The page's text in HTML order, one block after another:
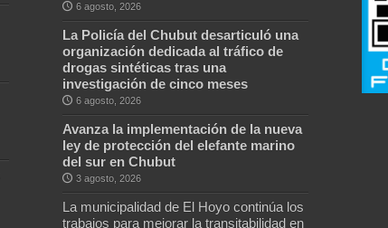
6 agosto, 2026
La Policía del Chubut desarticuló una
organización dedicada al tráfico de
drogas sintéticas tras una
investigación de cinco meses
6 agosto, 2026
Avanza la implementación de la nueva
ley de protección del elefante marino
del sur en Chubut
3 agosto, 2026
La municipalidad de El Hoyo continúa los
trabajos para mejorar la transitabilidad en